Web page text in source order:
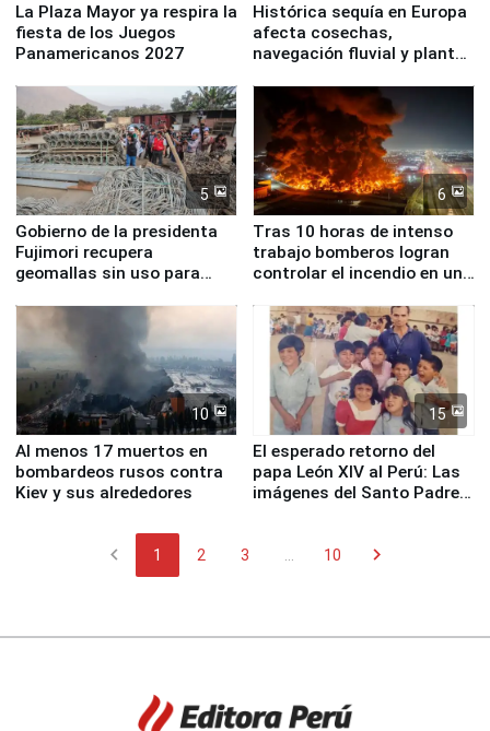
La Plaza Mayor ya respira la
fiesta de los Juegos
Panamericanos 2027
Histórica sequía en Europa
afecta cosechas,
navegación fluvial y plantas
5
Gobierno de la presidenta
Fujimori recupera
geomallas sin uso para
Fenómeno El Niño
6
Tras 10 horas de intenso
trabajo bomberos logran
controlar el incendio en una
de Chile
10
Al menos 17 muertos en
bombardeos rusos contra
Kiev y sus alrededores
15
El esperado retorno del
papa León XIV al Perú: Las
imágenes del Santo Padre
chevron_left 1 2 3 10 chevron_right